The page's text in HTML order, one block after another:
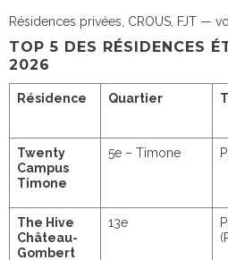
Résidences privées, CROUS, FJT —
TOP 5 DES RÉSIDENCES
2026
Résidence Quartier
Twenty
Campus
Timone
5e – Timone
The Hive
Château-
Gombert
13e